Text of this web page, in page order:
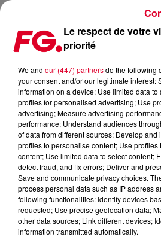
FG MIX : THE MAGICIAN
Le respect de votre
priorité
We and our (447) partnersdo the following
your consent and/or our legitimate interest:
information on a device; Use limited data
profiles for personalised advertising; Use
advertising; Measure advertising
performance; Understand audiences
of data from different sources; Develop
profiles to personalise content; Use profiles
content; Use limited data to select content;
detect fraud, and fix errors; Deliver and
Save and communicate privacy choices.
process personal data such as IP address
following functionalities: Identify devices
requested; Use precise geolocation data;
other data sources; Link different devices;
information transmitted automatically.